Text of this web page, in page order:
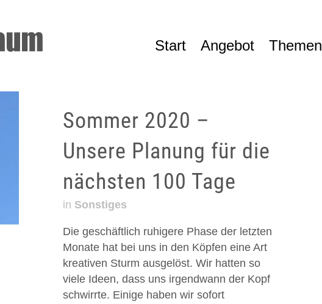
Start Angebot Themen
Sommer 2020 –
Unsere Planung für die
nächsten 100 Tage
in Sonstiges
Die geschäftlich ruhigere Phase der letzten
Monate hat bei uns in den Köpfen eine Art
kreativen Sturm ausgelöst. Wir hatten so
viele Ideen, dass uns irgendwann der Kopf
schwirrte. Einige haben wir sofort